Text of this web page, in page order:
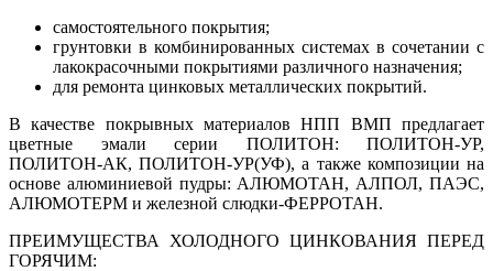
самостоятельного покрытия;
грунтовки в комбинированных системах в сочетании с
лакокрасочными покрытиями различного назначения;
для ремонта цинковых металлических покрытий.
В качестве покрывных материалов НПП ВМП предлагает
цветные эмали серии ПОЛИТОН: ПОЛИТОН-УР,
ПОЛИТОН-АК, ПОЛИТОН-УР(УФ), а также композиции на
основе алюминиевой пудры: АЛЮМОТАН, АЛПОЛ, ПАЭС,
АЛЮМОТЕРМ и железной слюдки-ФЕРРОТАН.
ПРЕИМУЩЕСТВА ХОЛОДНОГО ЦИНКОВАНИЯ ПЕРЕД
ГОРЯЧИМ: